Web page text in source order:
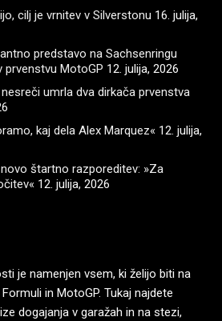
cilj je vrnitev v Silverstonu 16. julija,
predstavo na Sachsenringu
MotoGP 12. julija, 2026
umrla dva dirkača prvenstva
kaj dela Alex Marquez« 12. julija,
štartno razporeditev: »Za
12. julija, 2026
je namenjen vsem, ki želijo biti na
in MotoGP. Tukaj najdete
dogajanja v garažah in na stezi,